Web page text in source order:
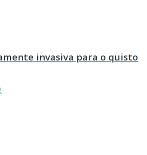
invasiva para o quisto